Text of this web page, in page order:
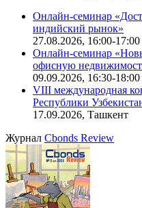
Онлайн-семинар
индийский рынок»
27.08.2026, 16:00-
Онлайн-семинар
офисную
09.09.2026, 16:30-
VIII международная
Республики
17.09.2026, Ташкент
Журнал Cbonds Review